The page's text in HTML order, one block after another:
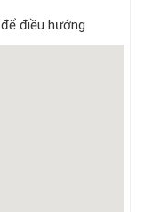
điều hướng